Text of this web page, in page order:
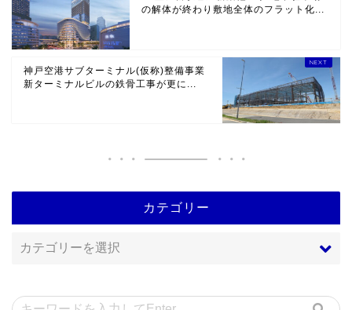
の解体が終わり敷地全体のフラット化...
神戸空港サブターミナル(仮称)整備事業
新ターミナルビルの鉄骨工事が更に...
カテゴリー